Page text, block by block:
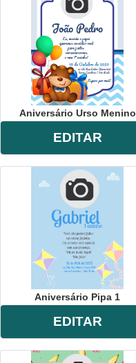
Aniversário Urso Menino
EDITAR
Aniversário Pipa 1
EDITAR